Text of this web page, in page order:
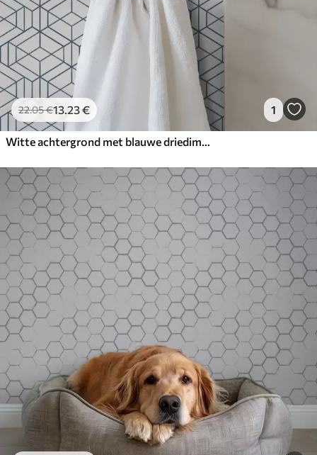
22.05€13.23€ 1
Witte achtergrond met blauwe driedimensionale geometrische kubussen